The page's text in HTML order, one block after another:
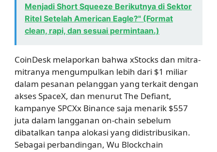
Menjadi Short Squeeze Berikutnya di Sektor
Ritel Setelah American Eagle?" (Format
clean, rapi, dan sesuai permintaan.)
CoinDesk melaporkan bahwa xStocks dan mitra-
mitranya mengumpulkan lebih dari $1 miliar
dalam pesanan pelanggan yang terkait dengan
akses SpaceX, dan menurut The Defiant,
kampanye SPCXx Binance saja menarik $557
juta dalam langganan on-chain sebelum
dibatalkan tanpa alokasi yang didistribusikan.
Sebagai perbandingan, Wu Blockchain